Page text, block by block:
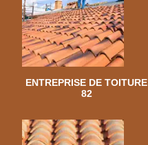
ENTREPRISE DE TOITURE
82